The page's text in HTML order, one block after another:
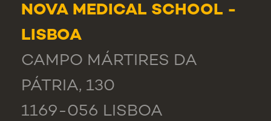
NOVA MEDICAL SCHOOL -
LISBOA
CAMPO MÁRTIRES DA
PÁTRIA, 130
1169-056 LISBOA